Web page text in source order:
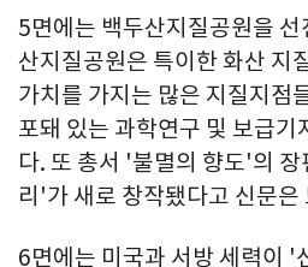
5면에는 백두산지질공원을
산지질공원은 특이한 화산 지
가치를 가지는 많은 지질지점
포돼 있는 과학연구 및 보급
다. 또 총서 '불멸의 향도'의
리'가 새로 창작됐다고 신문은
6면에는 미국과 서방 세력이 '